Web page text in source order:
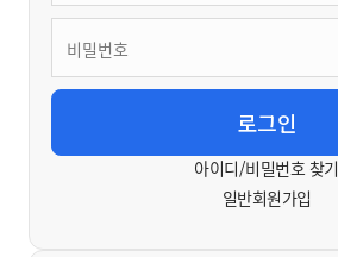
아이디/비밀번호 찾기
일반회원가입